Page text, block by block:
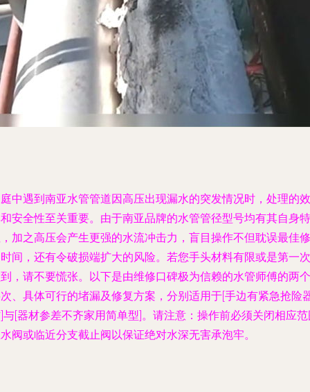
中遇到南亚水管管道因高压出现漏水的突发情况时，处理的效
安全性至关重要。由于南亚品牌的水管管径型号均有其自身特
加之高压会产生更强的水流冲击力，盲目操作不但耽误最佳修
间，还有令破损端扩大的风险。若您手头材料有限或是第一次
，请不要慌张。以下是由维修口碑极为信赖的水管师傅的两个
、具体可行的堵漏及修复方案，分别适用于[手边有紧急抢险
与[器材参差不齐家用简单型]。请注意：操作前必须关闭相应
阀或临近分支截止阀以保证绝对水深无害承泡牢。